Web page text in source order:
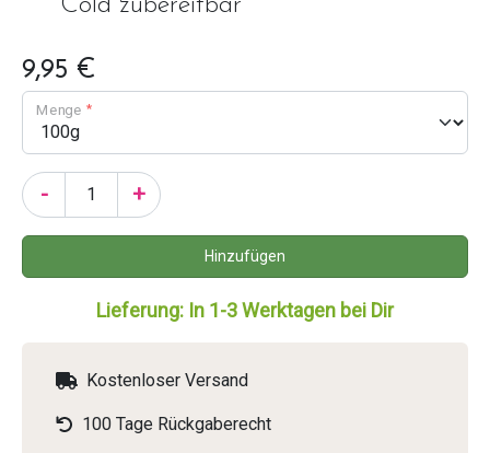
Cold zubereitbar
9,95 €
Menge
- +
Lieferung: In 1-3 Werktagen bei Dir
Kostenloser Versand
100 Tage Rückgaberecht